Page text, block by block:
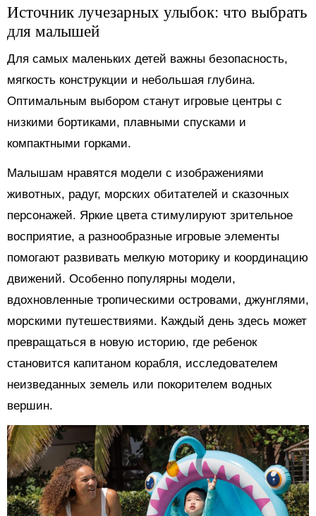
Источник лучезарных улыбок: что выбрать
для малышей
Для самых маленьких детей важны безопасность,
мягкость конструкции и небольшая глубина.
Оптимальным выбором станут игровые центры с
низкими бортиками, плавными спусками и
компактными горками.
Малышам нравятся модели с изображениями
животных, радуг, морских обитателей и сказочных
персонажей. Яркие цвета стимулируют зрительное
восприятие, а разнообразные игровые элементы
помогают развивать мелкую моторику и координацию
движений. Особенно популярны модели,
вдохновленные тропическими островами, джунглями,
морскими путешествиями. Каждый день здесь может
превращаться в новую историю, где ребенок
становится капитаном корабля, исследователем
неизведанных земель или покорителем водных
вершин.